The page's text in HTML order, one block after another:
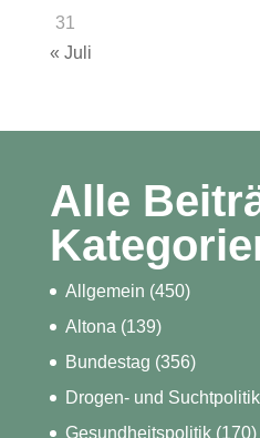
31
« Juli
Alle
Allgemein (450)
Altona (139)
Bundestag (356)
Drogen- und Suchtpolitik
Gesundheitspolitik(170)